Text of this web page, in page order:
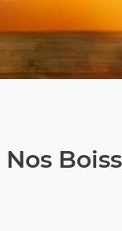
Nos